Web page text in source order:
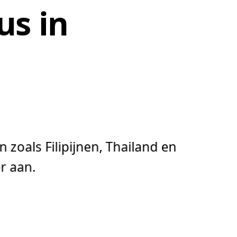
in
Filipijnen, Thailand en
aan.